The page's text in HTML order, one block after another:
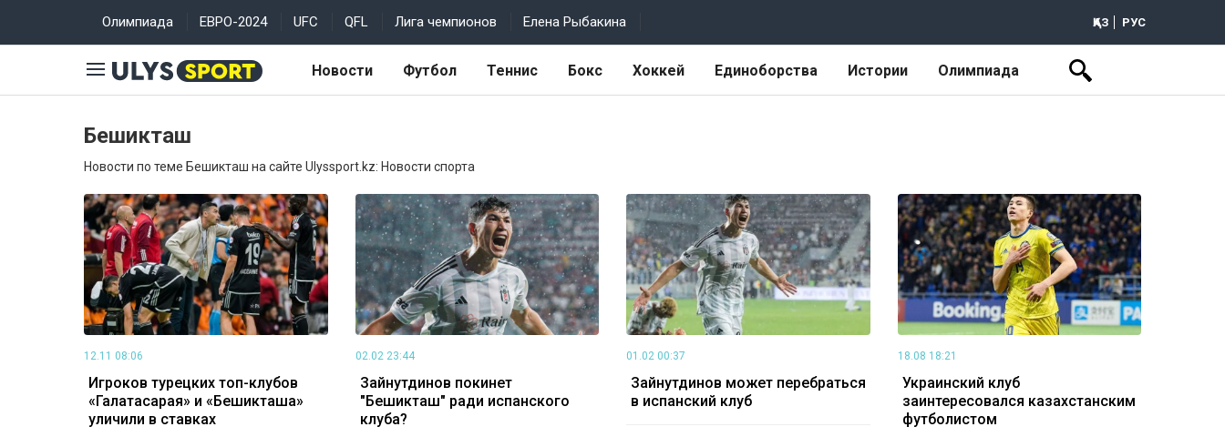
Олимпиада ЕВРО-2024 UFC QFL Лига чемпионов Елена Рыбакина ҚАЗ РУС
Новости Футбол Теннис Бокс Хоккей Единоборства Истории Олимпиада
Бешикташ
Новости по теме Бешикташ на сайте Ulyssport.kz: Новости спорта
12.11 08:06
Игроков турецких топ-клубов
«Галатасарая» и «Бешикташа»
уличили в ставках
02.02 23:44
Зайнутдинов покинет
"Бешикташ" ради испанского
клуба?
01.02 00:37
Зайнутдинов может перебраться
в испанский клуб
18.08 18:21
Украинский клуб
заинтересовался казахстанским
футболистом